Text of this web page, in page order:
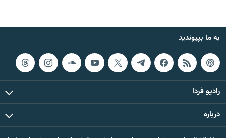
به ما بپیوندید
رادیو فردا
درباره